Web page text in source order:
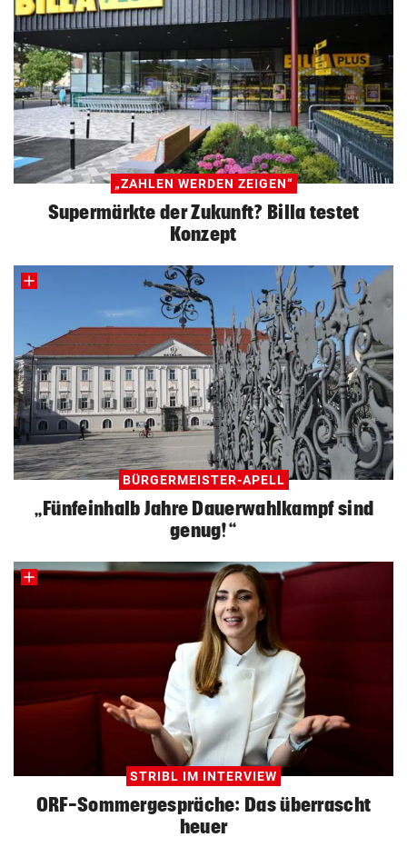
„ZAHLEN WERDEN ZEIGEN“
Supermärkte der Zukunft? Billa testet
Konzept
BÜRGERMEISTER-APELL
„Fünfeinhalb Jahre Dauerwahlkampf sind
genug!“
STRIBL IM INTERVIEW
ORF-Sommergespräche: Das überrascht
heuer